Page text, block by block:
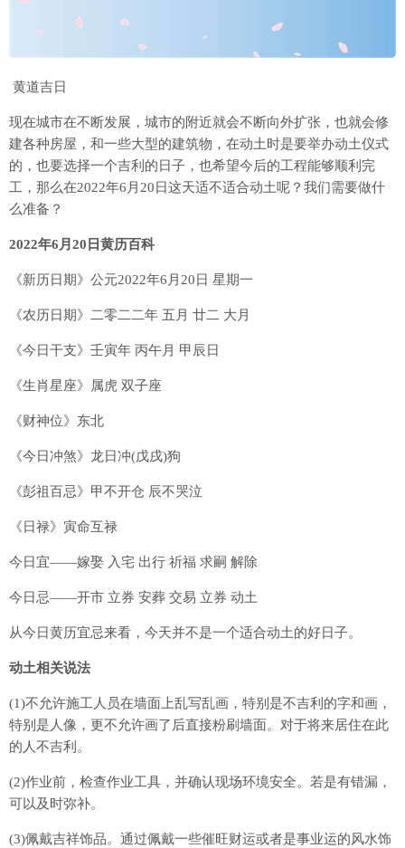
黄道吉日
现在城市在不断发展，城市的附近就会不断向外扩张，也就会修
建各种房屋，和一些大型的建筑物，在动土时是要举办动土仪式
的，也要选择一个吉利的日子，也希望今后的工程能够顺利完
工，那么在2022年6月20日这天适不适合动土呢？我们需要做什
么准备？
2022年6月20日黄历百科
《新历日期》公元2022年6月20日 星期一
《农历日期》二零二二年 五月 廿二 大月
《今日干支》壬寅年 丙午月 甲辰日
《生肖星座》属虎 双子座
《财神位》东北
《今日冲煞》龙日冲(戊戌)狗
《彭祖百忌》甲不开仓 辰不哭泣
《日禄》寅命互禄
今日宜——嫁娶 入宅 出行 祈福 求嗣 解除
今日忌——开市 立券 安葬 交易 立券 动土
从今日黄历宜忌来看，今天并不是一个适合动土的好日子。
动土相关说法
(1)不允许施工人员在墙面上乱写乱画，特别是不吉利的字和画，
特别是人像，更不允许画了后直接粉刷墙面。对于将来居住在此
的人不吉利。
(2)作业前，检查作业工具，并确认现场环境安全。若是有错漏，
可以及时弥补。
(3)佩戴吉祥饰品。通过佩戴一些催旺财运或者是事业运的风水饰